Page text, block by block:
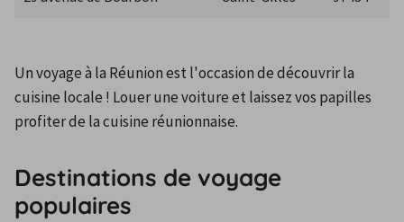
Un voyage à la Réunion est l'occasion de découvrir la
cuisine locale ! Louer une voiture et laissez vos papilles
profiter de la cuisine réunionnaise.
Destinations de voyage
populaires